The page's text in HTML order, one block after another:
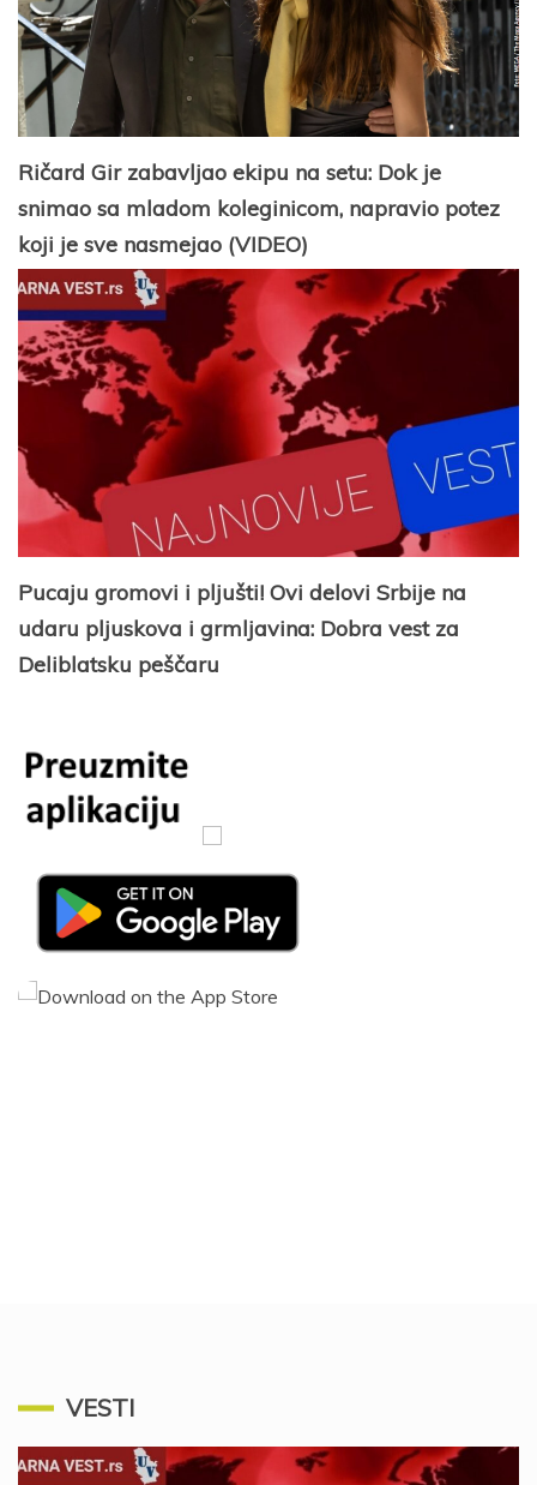
Ričard Gir zabavljao ekipu na setu: Dok je
snimao sa mladom koleginicom, napravio potez
koji je sve nasmejao (VIDEO)
Pucaju gromovi i pljušti! Ovi delovi Srbije na
udaru pljuskova i grmljavina: Dobra vest za
Deliblatsku peščaru
VESTI